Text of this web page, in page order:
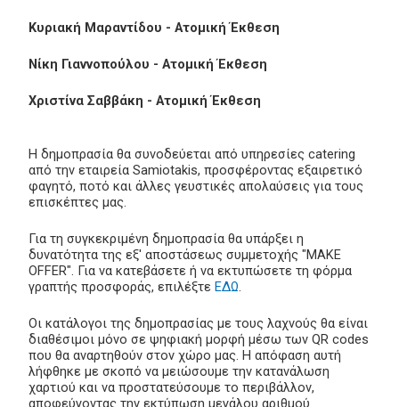
Κυριακή Μαραντίδου - Ατομική Έκθεση
Νίκη Γιαννοπούλου - Ατομική Έκθεση
Χριστίνα Σαββάκη - Ατομική Έκθεση
Η δημοπρασία θα συνοδεύεται από υπηρεσίες catering
από την εταιρεία Samiotakis, προσφέροντας εξαιρετικό
φαγητό, ποτό και άλλες γευστικές απολαύσεις για τους
επισκέπτες μας.
Για τη συγκεκριμένη δημοπρασία θα υπάρξει η
δυνατότητα της εξ' αποστάσεως συμμετοχής "MAKE
OFFER". Για να κατεβάσετε ή να εκτυπώσετε τη φόρμα
γραπτής προσφοράς, επιλέξτε ΕΔΩ.
Οι κατάλογοι της δημοπρασίας με τους λαχνούς θα είναι
διαθέσιμοι μόνο σε ψηφιακή μορφή μέσω των QR codes
που θα αναρτηθούν στον χώρο μας. Η απόφαση αυτή
λήφθηκε με σκοπό να μειώσουμε την κατανάλωση
χαρτιού και να προστατεύσουμε το περιβάλλον,
αποφεύγοντας την εκτύπωση μεγάλου αριθμού